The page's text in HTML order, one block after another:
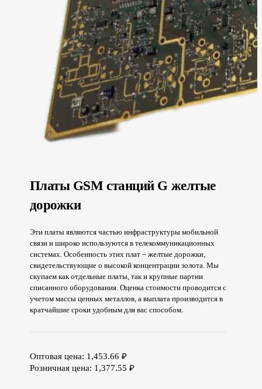
Платы GSM станций G желтые
дорожки
Эти платы являются частью инфраструктуры мобильной
связи и широко используются в телекоммуникационных
системах. Особенность этих плат – желтые дорожки,
свидетельствующие о высокой концентрации золота. Мы
скупаем как отдельные платы, так и крупные партии
списанного оборудования. Оценка стоимости проводится с
учетом массы ценных металлов, а выплата производится в
кратчайшие сроки удобным для вас способом.
Оптовая цена: 1,453.66 ₽
Розничная цена: 1,377.55 ₽